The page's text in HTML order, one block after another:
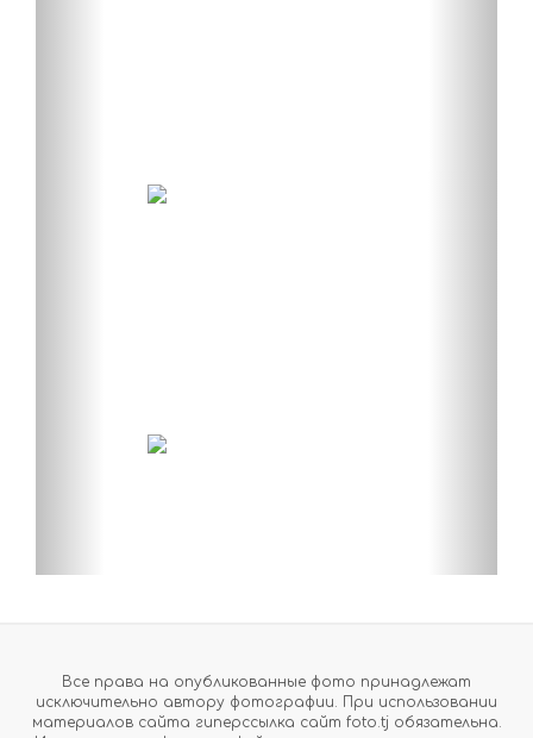
Все права на опубликованные фото принадлежат
исключительно автору фотографии. При использовании
материалов сайта гиперссылка сайт foto.tj обязательна.